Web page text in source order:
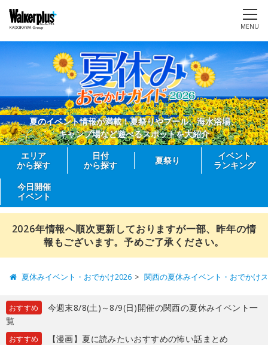
MENU
夏のイベント情報が満載！夏祭りやプール、海水浴場、
キャンプ場など遊べるスポットを大紹介
エリア
から探す
日付
から探す
夏祭り
イベント
ランキング
今日開催
イベント
2026年情報へ順次更新しておりますが一部、昨年の情
報もございます。予めご了承ください。
夏休みイベント・おでかけ2026 関西の夏休みイベント・おでかけ
おすすめ
今週末8/8(土)～8/9(日)開催の関西の夏休みイベント一
覧
おすすめ 【漫画】夏に読みたいおすすめの怖い話まとめ